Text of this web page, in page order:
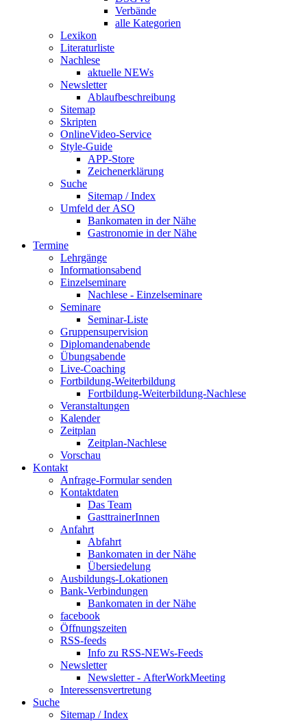
Verbände
alle Kategorien
Lexikon
Literaturliste
Nachlese
aktuelle NEWs
Newsletter
Ablaufbeschreibung
Sitemap
Skripten
OnlineVideo-Service
Style-Guide
APP-Store
Zeichenerklärung
Suche
Sitemap / Index
Umfeld der ASO
Bankomaten in der Nähe
Gastronomie in der Nähe
Termine
Lehrgänge
Informationsabend
Einzelseminare
Nachlese - Einzelseminare
Seminare
Seminar-Liste
Gruppensupervision
Diplomandenabende
Übungsabende
Live-Coaching
Fortbildung-Weiterbildung
Fortbildung-Weiterbildung-Nachlese
Veranstaltungen
Kalender
Zeitplan
Zeitplan-Nachlese
Vorschau
Kontakt
Anfrage-Formular senden
Kontaktdaten
Das Team
GasttrainerInnen
Anfahrt
Abfahrt
Bankomaten in der Nähe
Übersiedelung
Ausbildungs-Lokationen
Bank-Verbindungen
Bankomaten in der Nähe
facebook
Öffnungszeiten
RSS-feeds
Info zu RSS-NEWs-Feeds
Newsletter
Newsletter - AfterWorkMeeting
Interessensvertretung
Suche
Sitemap / Index